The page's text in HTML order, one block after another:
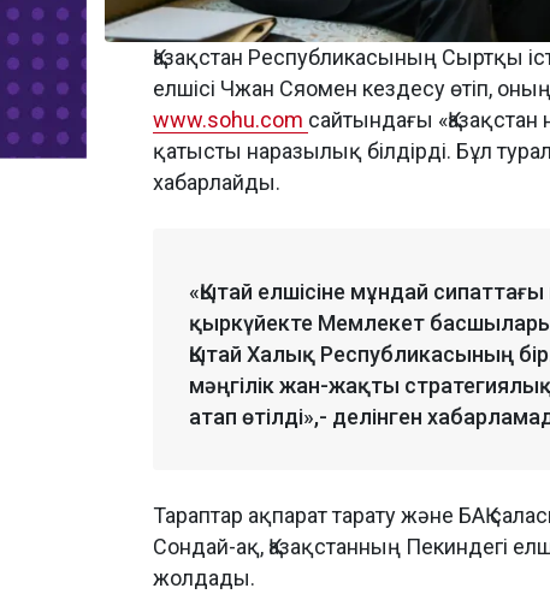
Қазақстан Республикасының Сыртқы
елшісі Чжан Сяомен кездесу өтіп,
www.sohu.com сайтындағы
қатысты наразылық білдірді. Бұл
хабарлайды.
«Қытай елшісіне мұндай
қыркүйекте Мемлекет басшылары
Қытай Халық Республикасының
мәңгілік жан-жақты стратегиялық
атап өтілді»,- делінген
Тараптар ақпарат тарату және БАҚ
Сондай-ақ, Қазақстанның Пекиндегі
жолдады.